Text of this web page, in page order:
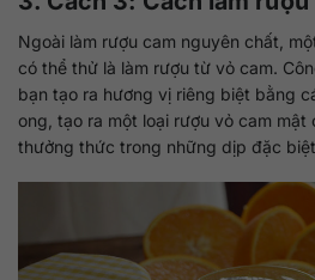
Ngoài làm rượu cam nguyên chất,
có thể thử là làm rượu từ vỏ cam.
bạn tạo ra hương vị riêng biệt bằng
ong, tạo ra một loại rượu vỏ cam
thưởng thức trong những dịp đặc